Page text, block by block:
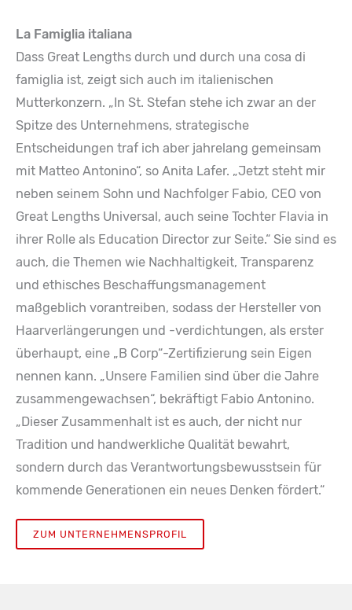
La Famiglia italiana
Dass Great Lengths durch und durch una cosa di
famiglia ist, zeigt sich auch im italienischen
Mutterkonzern. „In St. Stefan stehe ich zwar an der
Spitze des Unternehmens, strategische
Entscheidungen traf ich aber jahrelang gemeinsam
mit Matteo Antonino“, so Anita Lafer. „Jetzt steht mir
neben seinem Sohn und Nachfolger Fabio, CEO von
Great Lengths Universal, auch seine Tochter Flavia in
ihrer Rolle als Education Director zur Seite.“ Sie sind es
auch, die Themen wie Nachhaltigkeit, Transparenz
und ethisches Beschaffungsmanagement
maßgeblich vorantreiben, sodass der Hersteller von
Haarverlängerungen und -verdichtungen, als erster
überhaupt, eine „B Corp“-Zertifizierung sein Eigen
nennen kann. „Unsere Familien sind über die Jahre
zusammengewachsen“, bekräftigt Fabio Antonino.
„Dieser Zusammenhalt ist es auch, der nicht nur
Tradition und handwerkliche Qualität bewahrt,
sondern durch das Verantwortungsbewusstsein für
kommende Generationen ein neues Denken fördert.“
ZUM UNTERNEHMENSPROFIL